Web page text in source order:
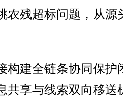
农残超标问题，从源
建全链条协同保护
共享与线索双向移送